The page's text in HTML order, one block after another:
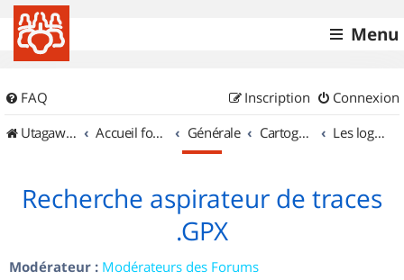
Menu
FAQ Connexion
Inscription
UtagawaVTT (Randos VTT et VTTAE avec traces GPS)
Accueil forum Générale Cartographie et GPS Les logiciels
Recherche aspirateur de traces
.GPX
Modérateur : Modérateurs des Forums